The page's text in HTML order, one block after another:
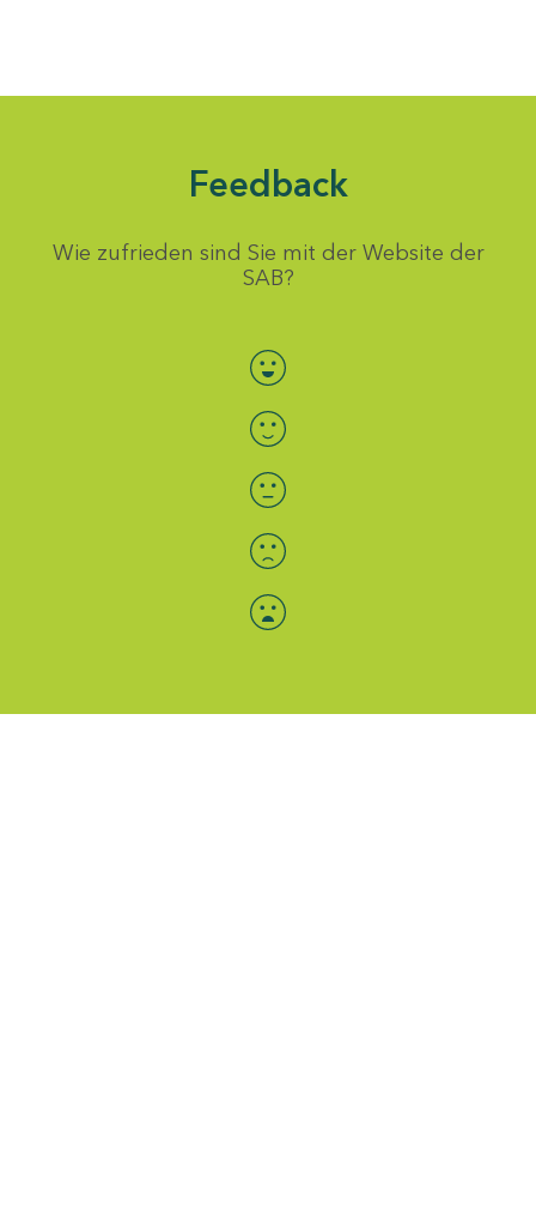
Feedback
Wie zufrieden sind Sie mit der Website der
SAB?
Bewertung auswählen